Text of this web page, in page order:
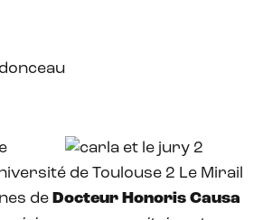
de Toulouse 2 Le Mirail
de Docteur Honoris Causa